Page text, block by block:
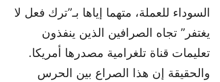
السوداء للعملة، متهما إياها بـ”ترك فعل لا
يغتفر” تجاه الصرافين الذين ينفذون
تعليمات قناة تلغرامية مصدرها أمريكا.
والحقيقة إن هذا الصراع بين الحرس